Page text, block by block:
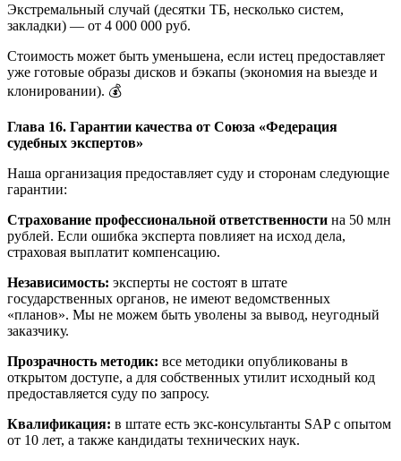
Экстремальный случай (десятки ТБ, несколько систем,
закладки) — от 4 000 000 руб.
Стоимость может быть уменьшена, если истец предоставляет
уже готовые образы дисков и бэкапы (экономия на выезде и
клонировании). 💰
Глава 16. Гарантии качества от Союза «Федерация
судебных экспертов»
Наша организация предоставляет суду и сторонам следующие
гарантии:
Страхование профессиональной ответственности на 50 млн
рублей. Если ошибка эксперта повлияет на исход дела,
страховая выплатит компенсацию.
Независимость: эксперты не состоят в штате
государственных органов, не имеют ведомственных
«планов». Мы не можем быть уволены за вывод, неугодный
заказчику.
Прозрачность методик: все методики опубликованы в
открытом доступе, а для собственных утилит исходный код
предоставляется суду по запросу.
Квалификация: в штате есть экс-консультанты SAP с опытом
от 10 лет, а также кандидаты технических наук.